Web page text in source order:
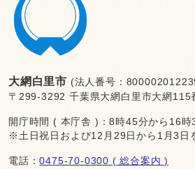
大網白里市 (法人番号：
〒299-3292 千葉県大網白里市大網115
開庁時間 ( 本庁舎 )：8時45分から16時
※土日祝日および12月29日から1月3日
電話：0475-70-0300 ( 総合案内 )